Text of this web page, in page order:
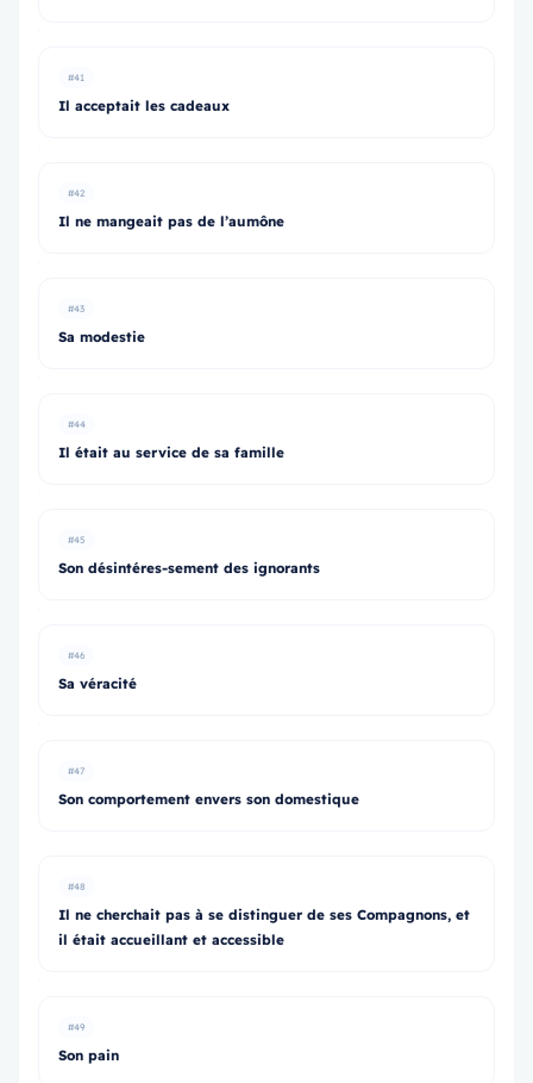
#41
Il acceptait les cadeaux
#42
Il ne mangeait pas de l’aumône
#43
Sa modestie
#44
Il était au service de sa famille
#45
Son désintéres-sement des ignorants
#46
Sa véracité
#47
Son comportement envers son domestique
#48
Il ne cherchait pas à se distinguer de ses Compagnons, et
il était accueillant et accessible
#49
Son pain